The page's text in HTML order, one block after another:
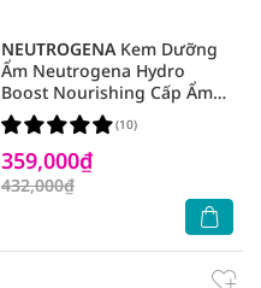
NEUTROGENAKem Dưỡng
Ẩm Neutrogena Hydro
Boost Nourishing Cấp Ẩm
Cho Da 50g
359,000₫
432,000₫
(10)